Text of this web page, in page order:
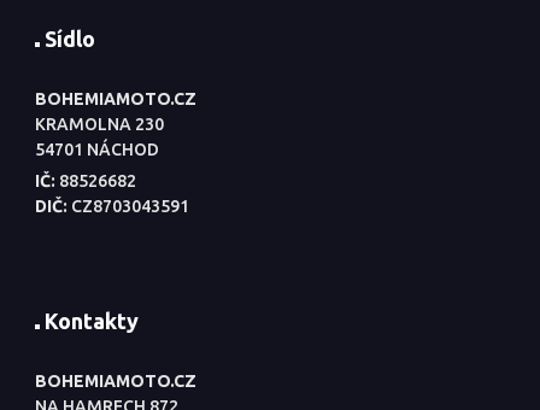
Sídlo
BOHEMIAMOTO.CZ
KRAMOLNA 230
54701 NÁCHOD
IČ: 88526682
DIČ: CZ8703043591
Kontakty
BOHEMIAMOTO.CZ
NA HAMRECH 872